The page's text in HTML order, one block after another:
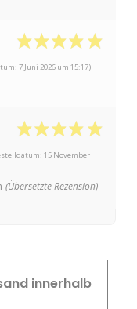
7 Juni 2026 um 15:17)
15 November
(Übersetzte Rezension)
innerhalb